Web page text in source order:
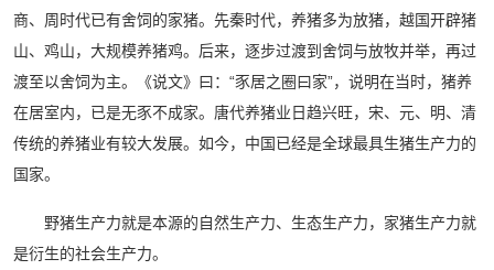
商、周时代已有舍饲的家猪。先秦时代，养猪多为放猪，越国开辟猪
山、鸡山，大规模养猪鸡。后来，逐步过渡到舍饲与放牧并举，再过
渡至以舍饲为主。《说文》曰：“豕居之圈曰家”，说明在当时，猪养
在居室内，已是无豕不成家。唐代养猪业日趋兴旺，宋、元、明、清
传统的养猪业有较大发展。如今，中国已经是全球最具生猪生产力的
国家。
野猪生产力就是本源的自然生产力、生态生产力，家猪生产力就
是衍生的社会生产力。